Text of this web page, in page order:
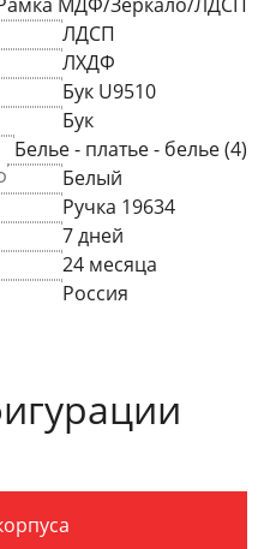
ЛДСП
ЛХДФ
Бук U9510
Бук
Белье - платье - белье (4)
Белый
Ручка 19634
7 дней
24 месяца
Россия